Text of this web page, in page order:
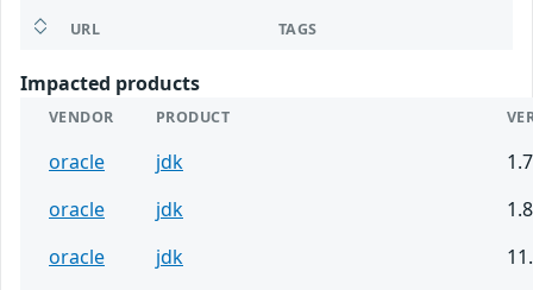
URL TAGS
Impacted products
VENDOR PRODUCT
oracle jdk
oracle
jdk
oracle
jdk